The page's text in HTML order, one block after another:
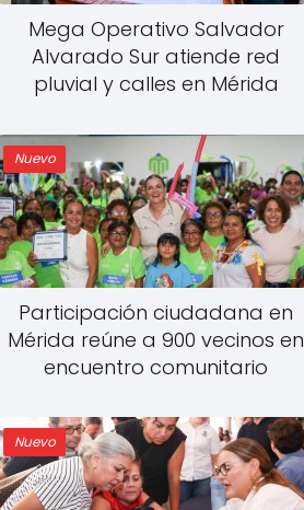
Mega Operativo Salvador
Alvarado Sur atiende red
pluvial y calles en Mérida
Nuevo
Participación ciudadana en
Mérida reúne a 900 vecinos en
encuentro comunitario
Nuevo